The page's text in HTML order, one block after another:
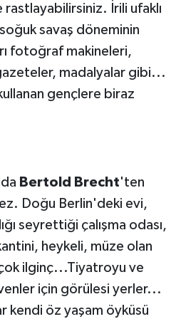
İrili ufaklı
savaş döneminin
fotoğraf makineleri,
madalyalar gibi...
gençlere biraz
Bertold Brecht'ten
Doğu Berlin'deki evi,
seyrettiği çalışma odası,
heykeli, müze olan
ilginç...Tiyatroyu ve
için görülesi yerler...
kendi öz yaşam öyküsü